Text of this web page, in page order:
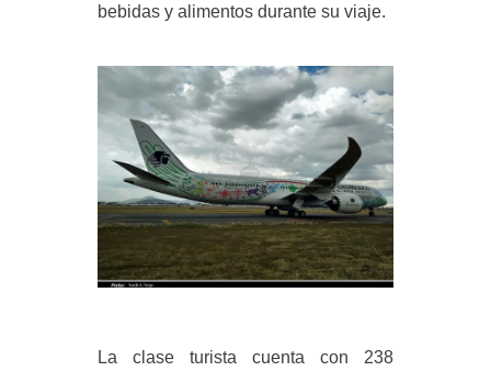
bebidas y alimentos durante su viaje.
La clase turista cuenta con 238